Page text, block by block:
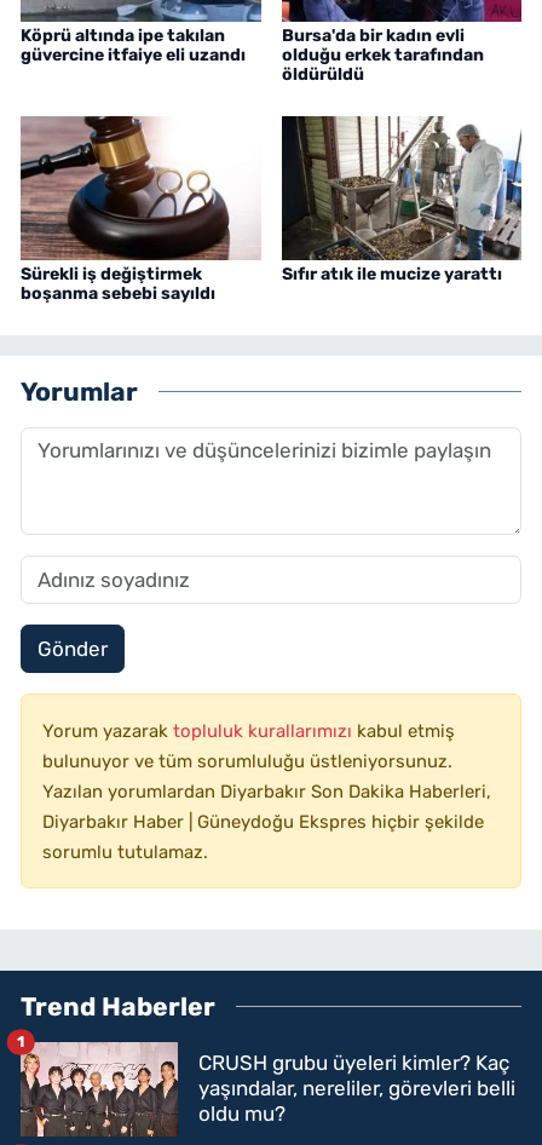
Köprü altında ipe takılan
güvercine itfaiye eli uzandı
Bursa'da bir kadın evli
olduğu erkek tarafından
öldürüldü
Sürekli iş değiştirmek
boşanma sebebi sayıldı
Sıfır atık ile mucize yarattı
Yorumlar
Gönder
Yorum yazarak topluluk kurallarımızı kabul etmiş
bulunuyor ve tüm sorumluluğu üstleniyorsunuz.
Yazılan yorumlardan Diyarbakır Son Dakika Haberleri,
Diyarbakır Haber | Güneydoğu Ekspres hiçbir şekilde
sorumlu tutulamaz.
Trend Haberler
CRUSH grubu üyeleri kimler? Kaç
yaşındalar, nereliler, görevleri belli
oldu mu?
1